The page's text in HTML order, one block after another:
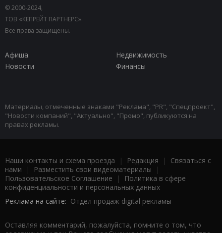
© 2000-2024,
ТОВ «КЕПРЕЙТ ПАРТНЕРС».
Все права защищены.
Афиша
Недвижимость
Новости
Финансы
Материалы, отмеченные знаками "Реклама", "PR", "Спецпроект",
"Новости компаний", "Актуально", "Промо", публикуются на
правах рекламы.
Наши контакты и схема проезда | Редакция | Связаться с
нами | Разместить свои видеоматериалы |
Пользовательское Соглашение |
Политика в сфере
конфиденциальности и персональных данных
Реклама на сайте: Отдел продаж digital рекламы
Оставляя комментарий, пожалуйста, помните о том, что